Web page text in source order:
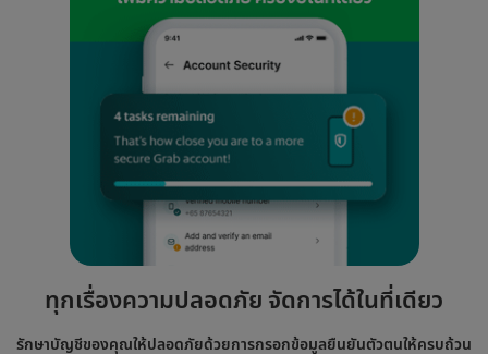
ทุกเรื่องความปลอดภัย จัดการได้ในที่เดียว
รักษาบัญชีของคุณให้ปลอดภัยด้วยการกรอกข้อมูลยืนยันตัวตนให้ครบถ้วน